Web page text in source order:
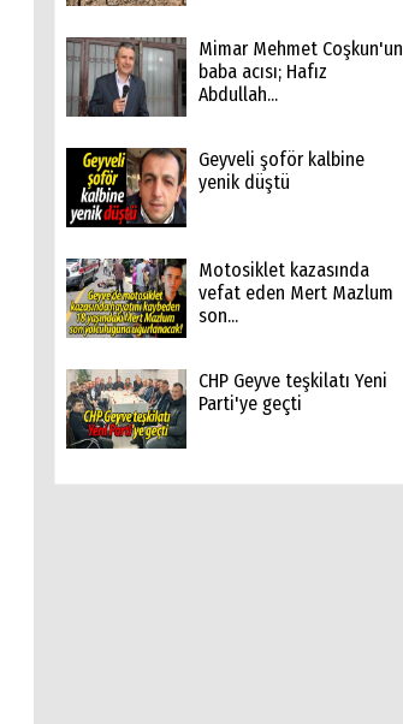
Mimar Mehmet Coşkun'un
baba acısı; Hafız
Abdullah...
Geyveli şoför kalbine
yenik düştü
Motosiklet kazasında
vefat eden Mert Mazlum
son...
CHP Geyve teşkilatı Yeni
Parti'ye geçti